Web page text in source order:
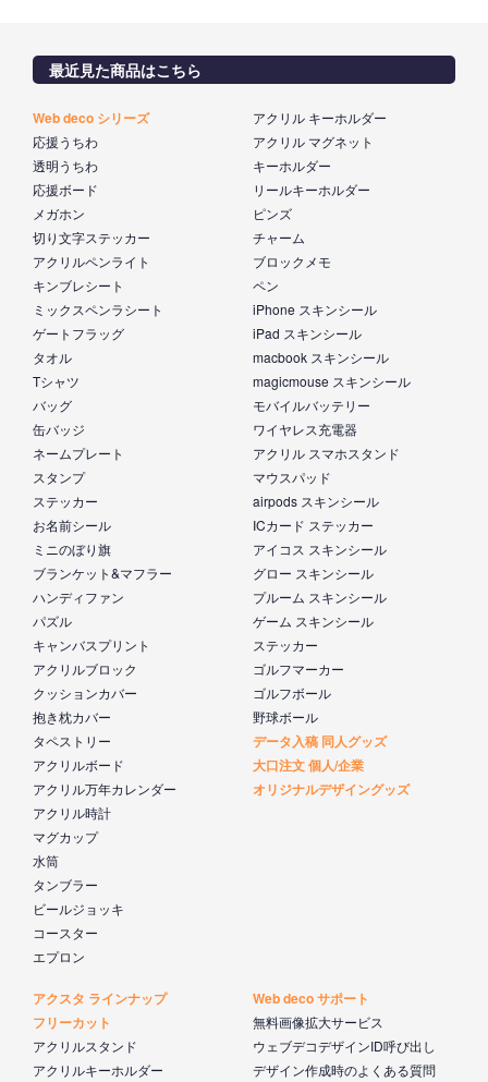
最近見た商品はこちら
Web deco シリーズ
応援うちわ
透明うちわ
応援ボード
メガホン
切り文字ステッカー
アクリルペンライト
キンブレシート
ミックスペンラシート
ゲートフラッグ
タオル
Tシャツ
バッグ
缶バッジ
ネームプレート
スタンプ
ステッカー
お名前シール
ミニのぼり旗
ブランケット&マフラー
ハンディファン
パズル
キャンバスプリント
アクリルブロック
クッションカバー
抱き枕カバー
タペストリー
アクリルボード
アクリル万年カレンダー
アクリル時計
マグカップ
水筒
タンブラー
ビールジョッキ
コースター
エプロン
アクリル キーホルダー
アクリル マグネット
キーホルダー
リールキーホルダー
ピンズ
チャーム
ブロックメモ
ペン
iPhone スキンシール
iPad スキンシール
macbook スキンシール
magicmouse スキンシール
モバイルバッテリー
ワイヤレス充電器
アクリル スマホスタンド
マウスパッド
airpods スキンシール
ICカード ステッカー
アイコス スキンシール
グロー スキンシール
プルーム スキンシール
ゲーム スキンシール
ステッカー
ゴルフマーカー
ゴルフボール
野球ボール
データ入稿 同人グッズ
大口注文 個人/企業
オリジナルデザイングッズ
アクスタ ラインナップ
フリーカット
アクリルスタンド
アクリルキーホルダー
Web deco サポート
無料画像拡大サービス
ウェブデコデザインID呼び出し
デザイン作成時のよくある質問